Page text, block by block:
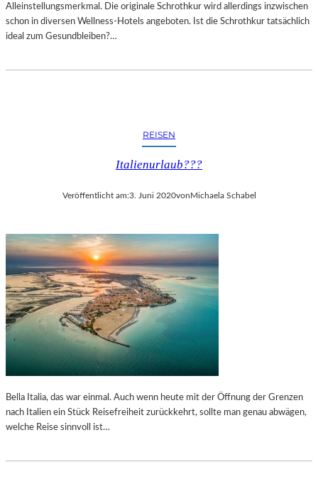
Alleinstellungsmerkmal. Die originale Schrothkur wird allerdings inzwischen
schon in diversen Wellness-Hotels angeboten. Ist die Schrothkur tatsächlich
ideal zum Gesundbleiben?…
REISEN
Italienurlaub???
Veröffentlicht am:3. Juni 2020vonMichaela Schabel
Bella Italia, das war einmal. Auch wenn heute mit der Öffnung der Grenzen
nach Italien ein Stück Reisefreiheit zurückkehrt, sollte man genau abwägen,
welche Reise sinnvoll ist…